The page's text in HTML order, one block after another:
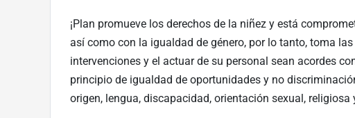
¡Plan promueve los derechos de la niñez y está
así como con la igualdad de género, por lo tanto, toma
intervenciones y el actuar de su personal sean acordes
principio de igualdad de oportunidades y no
origen, lengua, discapacidad, orientación sexual,